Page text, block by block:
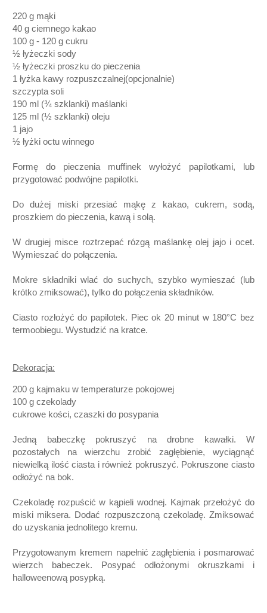
220 g mąki
40 g ciemnego kakao
100 g - 120 g cukru
½ łyżeczki sody
½ łyżeczki proszku do pieczenia
1 łyżka kawy rozpuszczalnej(opcjonalnie)
szczypta soli
190 ml (¾ szklanki) maślanki
125 ml (½ szklanki) oleju
1 jajo
½ łyżki octu winnego
Formę do pieczenia muffinek wyłożyć papilotkami, lub
przygotować podwójne papilotki.
Do dużej miski przesiać mąkę z kakao, cukrem, sodą,
proszkiem do pieczenia, kawą i solą.
W drugiej misce roztrzepać rózgą maślankę olej jajo i ocet.
Wymieszać do połączenia.
Mokre składniki wlać do suchych, szybko wymieszać (lub
krótko zmiksować), tylko do połączenia składników.
Ciasto rozłożyć do papilotek. Piec ok 20 minut w 180°C bez
termoobiegu. Wystudzić na kratce.
Dekoracja:
200 g kajmaku w temperaturze pokojowej
100 g czekolady
cukrowe kości, czaszki do posypania
Jedną babeczkę pokruszyć na drobne kawałki. W
pozostałych na wierzchu zrobić zagłębienie, wyciągnąć
niewielką ilość ciasta i również pokruszyć. Pokruszone ciasto
odłożyć na bok.
Czekoladę rozpuścić w kąpieli wodnej. Kajmak przełożyć do
miski miksera. Dodać rozpuszczoną czekoladę. Zmiksować
do uzyskania jednolitego kremu.
Przygotowanym kremem napełnić zagłębienia i posmarować
wierzch babeczek. Posypać odłożonymi okruszkami i
halloweenową posypką.